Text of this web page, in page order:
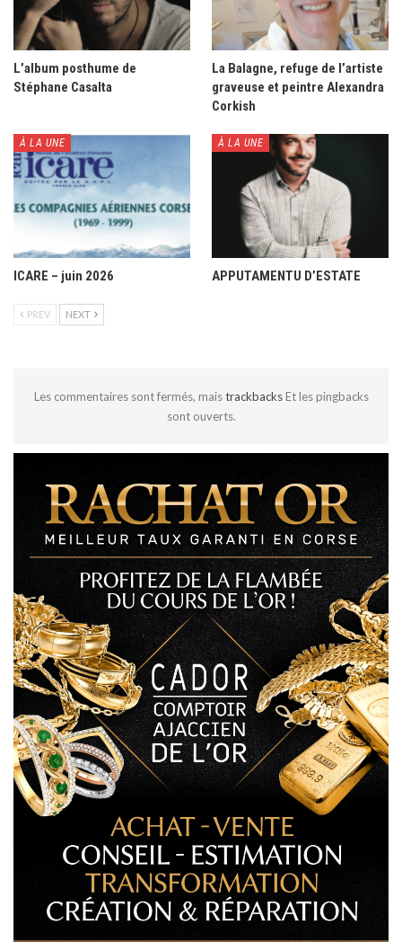
L’album posthume de
Stéphane Casalta
La Balagne, refuge de l’artiste
graveuse et peintre Alexandra
Corkish
À LA UNE
ICARE – juin 2026
À LA UNE
APPUTAMENTU D’ESTATE
PREV NEXT
Les commentaires sont fermés, maistrackbacks Et les pingbacks
sont ouverts.